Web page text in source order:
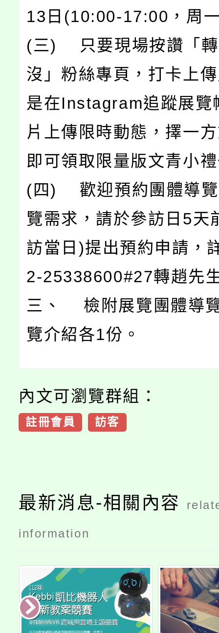
13日(10:00-17:00，周
(三) 只要現場按讚「轉
沒」粉絲專頁，打卡上
是在Instagram追蹤展覽
片上傳限時動態，擇一
即可領取限量版文青小
(四) 歡迎預約團體導覽
覽需求，請於參訪日5天
訪當日)提出預約申請，
2-25338600#27轉趙先
三、 檢附展覽團體導
覽介紹各1份。
內文可瀏覽群組：
註冊會員 訪客
最新消息-相關內容
information